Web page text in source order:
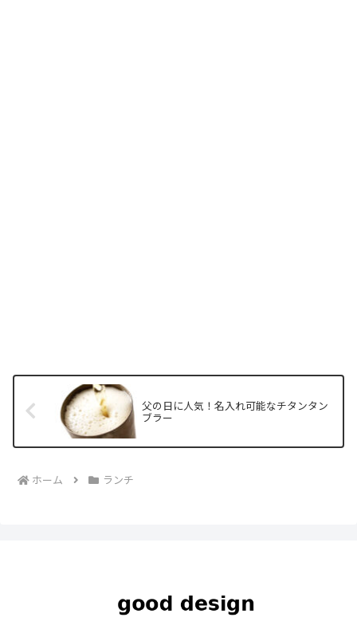
父の日に人気！名入れ可能なチタンタン
ブラー
ホーム ランチ